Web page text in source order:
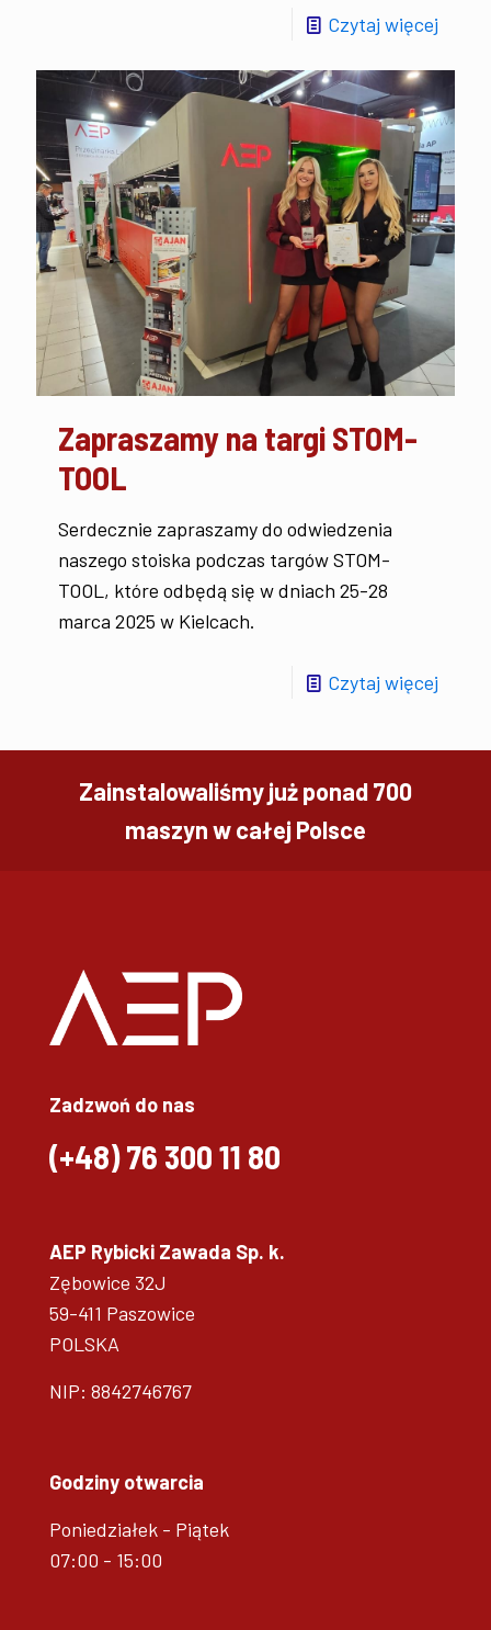
Czytaj więcej
Zapraszamy na targi STOM-
TOOL
Serdecznie zapraszamy do odwiedzenia
naszego stoiska podczas targów STOM-
TOOL, które odbędą się w dniach 25-28
marca 2025 w Kielcach.
Czytaj więcej
Zainstalowaliśmy już ponad 700
maszyn w całej Polsce
Zadzwoń do nas
(+48)76 300 11 80
AEP Rybicki Zawada Sp. k.
Zębowice 32J
59-411 Paszowice
POLSKA
NIP: 8842746767
Godziny otwarcia
Poniedziałek - Piątek
07:00 - 15:00